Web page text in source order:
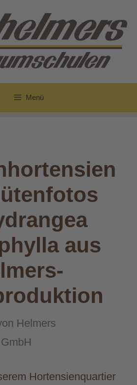
Menü
aus
Helmers
Hortensienquartier